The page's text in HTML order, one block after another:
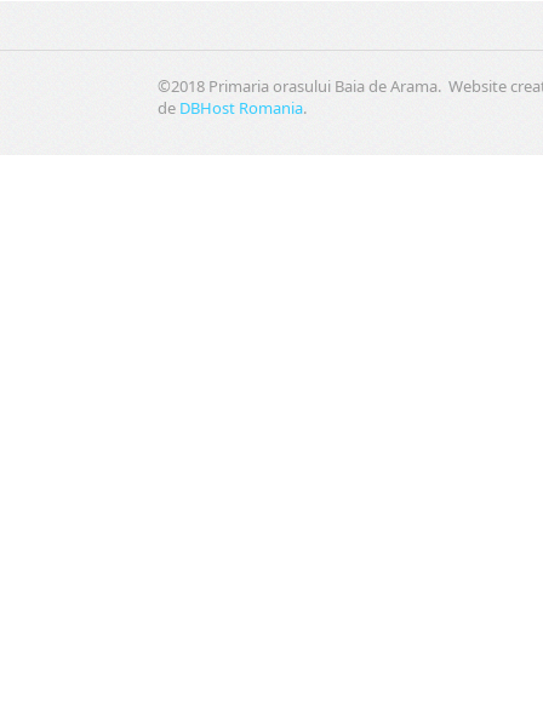
©2018 Primaria orasului Baia de Arama. Website
de DBHost Romania.